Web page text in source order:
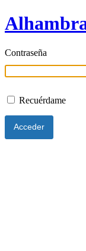
Contraseña
Recuérdame